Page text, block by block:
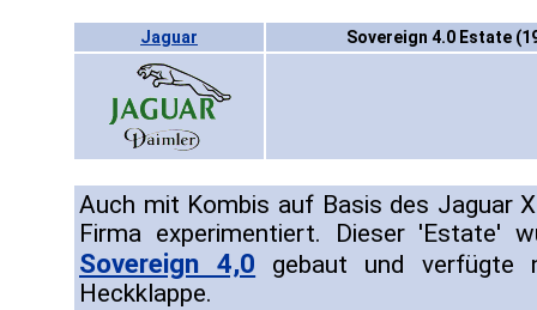
Jaguar Sovereign 4.0 Estate
Auch mit Kombis auf Basis des Jaguar
Firma experimentiert. Dieser 'Estate'
Sovereign 4,0 gebaut und verfügte
Heckklappe.